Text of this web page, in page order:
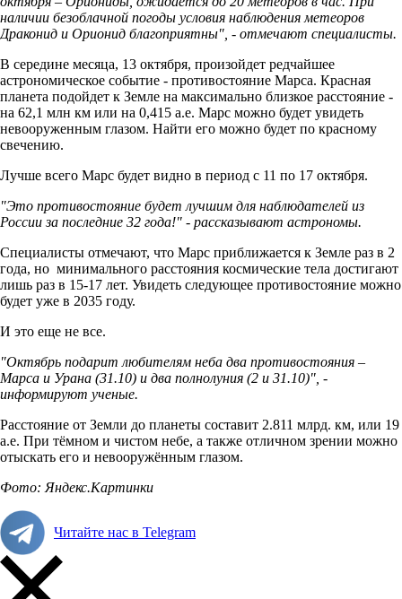
наличии безоблачной погоды условия наблюдения метеоров
Драконид и Орионид благоприятны", - отмечают специалисты.
В середине месяца, 13 октября, произойдет редчайшее
астрономическое событие - противостояние Марса. Красная
планета подойдет к Земле на максимально близкое расстояние -
на 62,1 млн км или на 0,415 а.е. Марс можно будет увидеть
невооруженным глазом. Найти его можно будет по красному
свечению.
Лучше всего Марс будет видно в период с 11 по 17 октября.
"Это противостояние будет лучшим для наблюдателей из
России за последние 32 года!" - рассказывают астрономы.
Специалисты отмечают, что Марс приближается к Земле раз в 2
года, но минимального расстояния космические тела достигают
лишь раз в 15-17 лет. Увидеть следующее противостояние можно
будет уже в 2035 году.
И это еще не все.
"Октябрь подарит любителям неба два противостояния –
Марса и Урана (31.10) и два полнолуния (2 и 31.10)", -
информируют ученые.
Расстояние от Земли до планеты составит 2.811 млрд. км, или 19
а.е. При тёмном и чистом небе, а также отличном зрении можно
отыскать его и невооружённым глазом.
Фото: Яндекс.Картинки
Читайте нас в Telegram